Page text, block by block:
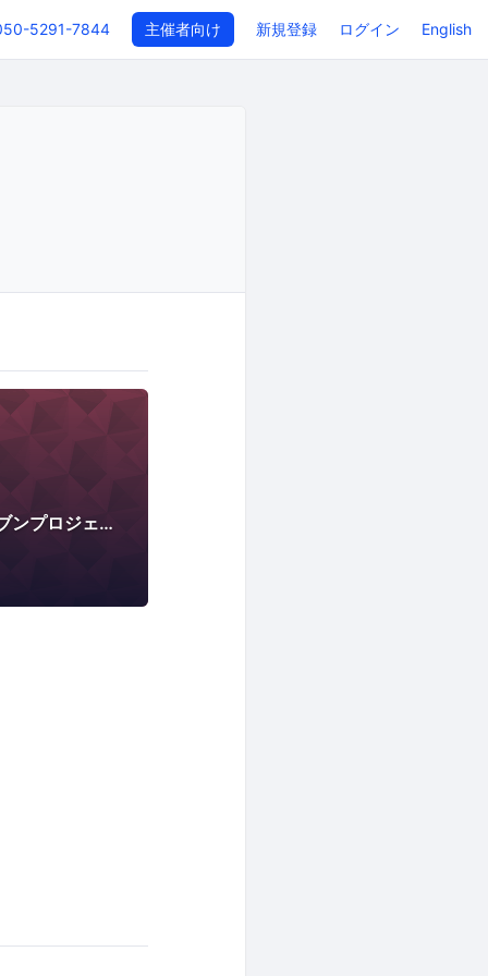
5291-7844 主催者向け 新規登録 ログイン English
【公式】原体験ドリブンプロジェクト